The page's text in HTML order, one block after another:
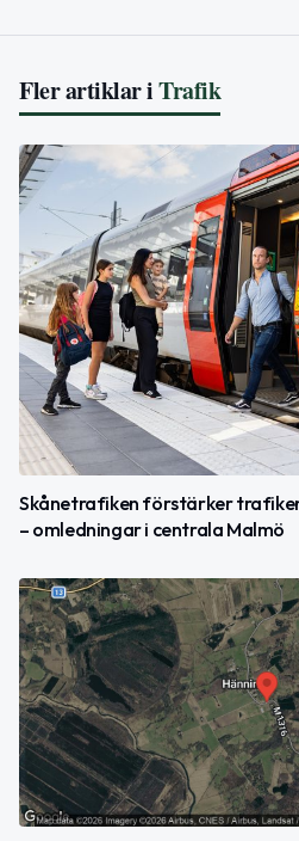
Fler artiklar iTrafik
Skånetrafiken förstärker
– omledningar i centrala Malmö